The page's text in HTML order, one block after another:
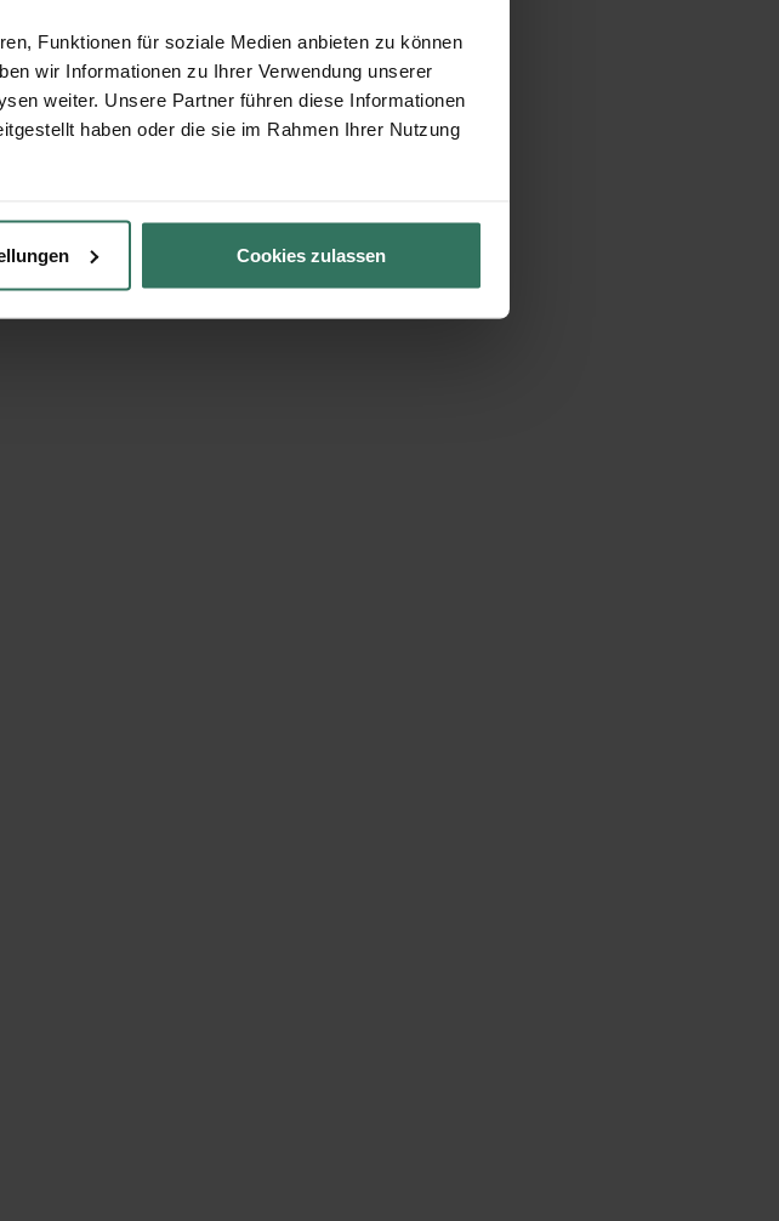
Funktionen für soziale Medien anbieten zu können
wir Informationen zu Ihrer Verwendung unserer
weiter. Unsere Partner führen diese Informationen
haben oder die sie im Rahmen Ihrer Nutzung
Cookies zulassen